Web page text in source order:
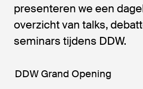
presenteren we een
overzicht van talks,
seminars tijdens DDW.
DDW Grand Opening